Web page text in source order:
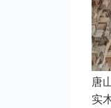
唐
实